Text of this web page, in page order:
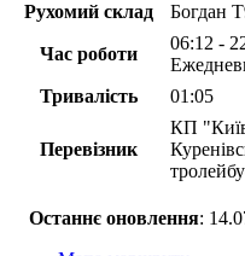
Рухомий склад
Богдан
Час роботи
06:12 -
Тривалість 01:05
Перевізник
КП
Останнє оновлення: